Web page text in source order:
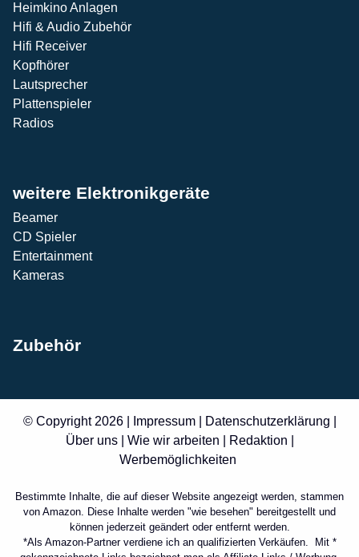
Heimkino Anlagen
Hifi & Audio Zubehör
Hifi Receiver
Kopfhörer
Lautsprecher
Plattenspieler
Radios
weitere Elektronikgeräte
Beamer
CD Spieler
Entertainment
Kameras
Zubehör
© Copyright 2026 | Impressum| Datenschutzerklärung
Über uns| Wie wir arbeiten Redaktion
Werbemöglichkeiten
Bestimmte Inhalte, die auf dieser Website angezeigt werden, stammen
von Amazon. Diese Inhalte werden "wie besehen" bereitgestellt und
können jederzeit geändert oder entfernt werden.
*Als Amazon-Partner verdiene ich an qualifizierten Verkäufen. Mit *